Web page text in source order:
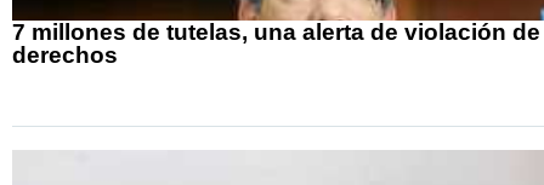
7 millones de tutelas, una alerta de violación de
derechos